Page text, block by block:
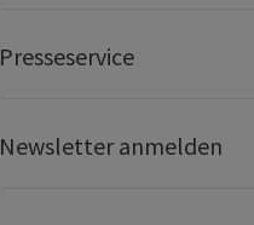
Presseservice
Newsletter anmelden